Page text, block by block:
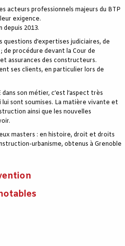
acteurs professionnels majeurs du BTP
exigence.
depuis 2013.
d’expertises judiciaires, de
de procédure devant la Cour de
assurances des constructeurs.
ses clients, en particulier lors de
son métier, c’est l’aspect très
sont soumises. La matière vivante et
ainsi que les nouvelles
masters : en histoire, droit et droits
urbanisme, obtenus à Grenoble